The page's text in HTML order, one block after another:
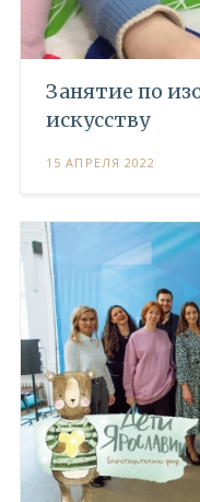
Занятие по
искусству
15 АПРЕЛЯ 2022